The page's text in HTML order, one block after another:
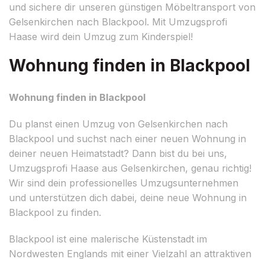
und sichere dir unseren günstigen Möbeltransport von
Gelsenkirchen nach Blackpool. Mit Umzugsprofi
Haase wird dein Umzug zum Kinderspiel!
Wohnung finden in Blackpool
Wohnung finden in Blackpool
Du planst einen Umzug von Gelsenkirchen nach
Blackpool und suchst nach einer neuen Wohnung in
deiner neuen Heimatstadt? Dann bist du bei uns,
Umzugsprofi Haase aus Gelsenkirchen, genau richtig!
Wir sind dein professionelles Umzugsunternehmen
und unterstützen dich dabei, deine neue Wohnung in
Blackpool zu finden.
Blackpool ist eine malerische Küstenstadt im
Nordwesten Englands mit einer Vielzahl an attraktiven